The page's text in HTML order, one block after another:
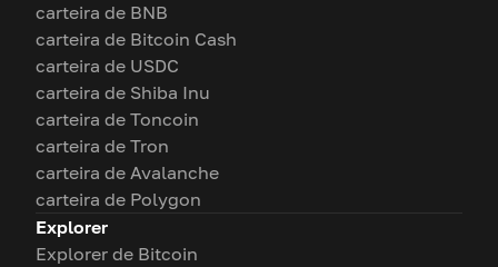
carteira de BNB
carteira de Bitcoin Cash
carteira de USDC
carteira de Shiba Inu
carteira de Toncoin
carteira de Tron
carteira de Avalanche
carteira de Polygon
Explorer
Explorer de Bitcoin